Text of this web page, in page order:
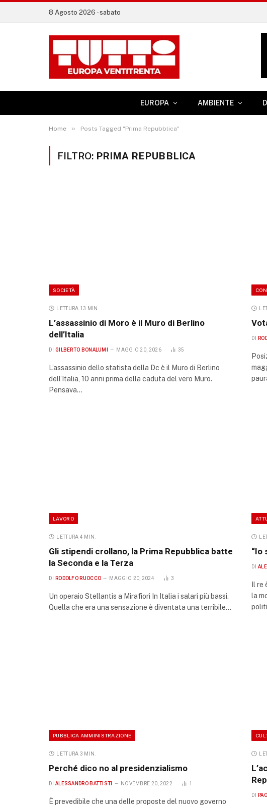
8 Agosto 2026 - sabato
EUROPA AMBIENTE
Home » Posts Tagged "Prima Repubblica"
FILTRO: PRIMA REPUBBLICA
SOCIETÀ
LETTURA 13 MIN.
L’assassinio di Moro è il Muro di Berlino
dell’Italia
DI GILBERTO BONALUMI MAGGIO 20, 2026 35
L’assassinio dello statista della Dc è il Muro di Berlino
dell’Italia, 10 anni prima della caduta del vero Muro.
Pensava…
DI
LAVORO
LETTURA 4 MIN.
Gli stipendi crollano, la Prima Repubblica batte
la Seconda e la Terza
DI RODOLFO RUOCCO MAGGIO 20, 2024 3
Un operaio Stellantis a Mirafiori In Italia i salari più bassi.
Quella che era una sensazione è diventata una terribile…
“Io
DI
Il
la
PUBBLICA AMMINISTRAZIONE
LETTURA 3 MIN.
Perché dico no al presidenzialismo
DI ALESSANDRO BATTISTI NOVEMBRE 20, 2022 1
È prevedibile che una delle proposte del nuovo governo
DI